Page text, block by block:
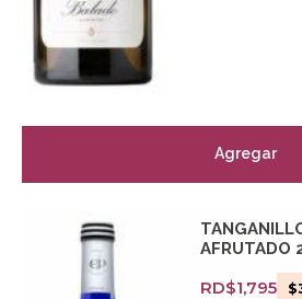
Agregar
AFRUTADO
RD$1,795 $